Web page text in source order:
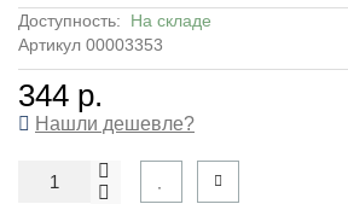
Доступность: На складе
Артикул 00003353
344 р.
Нашли дешевле?